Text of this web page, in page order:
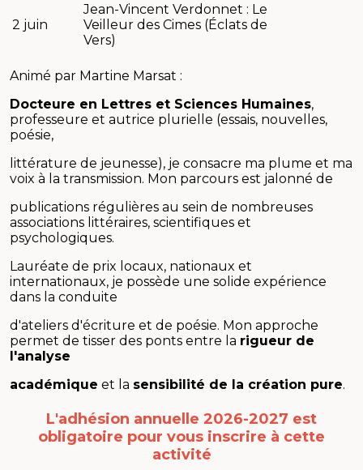
2 juin
Jean-Vincent Verdonnet : Le
Veilleur des Cimes (Éclats de
Vers)
Animé par Martine Marsat :
Docteure en Lettres et Sciences Humaines,
professeure et autrice plurielle (essais, nouvelles,
poésie,
littérature de jeunesse), je consacre ma plume et ma
voix à la transmission. Mon parcours est jalonné de
publications régulières au sein de nombreuses
associations littéraires, scientifiques et
psychologiques.
Lauréate de prix locaux, nationaux et
internationaux, je possède une solide expérience
dans la conduite
d'ateliers d'écriture et de poésie. Mon approche
permet de tisser des ponts entre la rigueur de
l'analyse
académique et la sensibilité de la création pure.
L'adhésion annuelle 2026-2027 est
obligatoire pour vous inscrire à cette
activité